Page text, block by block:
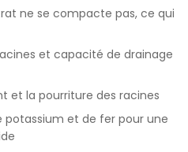
ne se compacte pas, ce qui
et capacité de drainage
et la pourriture des racines
potassium et de fer pour une